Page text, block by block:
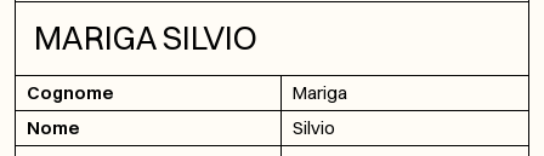
MARIGA SILVIO
Cognome
Mariga
Nome
Silvio